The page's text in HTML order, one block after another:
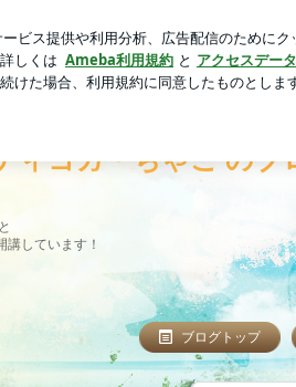
山口県 山口市 いせの森 ヨガ教
い
室 ママヨガ・ベビ
ィヨガ＊ちゃこ のブ
しています！
ブログトップ